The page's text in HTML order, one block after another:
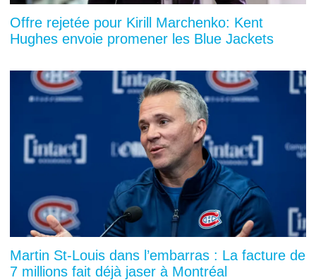
Offre rejetée pour Kirill Marchenko: Kent
Hughes envoie promener les Blue Jackets
Martin St-Louis dans l’embarras : La facture de
7 millions fait déjà jaser à Montréal